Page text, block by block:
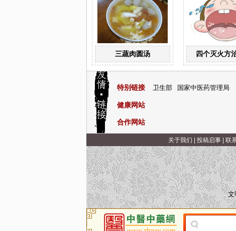
三蔬肉圆汤 四个灭火方
特别链接 卫生部 国家中医药管理局
健康网站
合作网站
关于我们 投稿启事| 联
文